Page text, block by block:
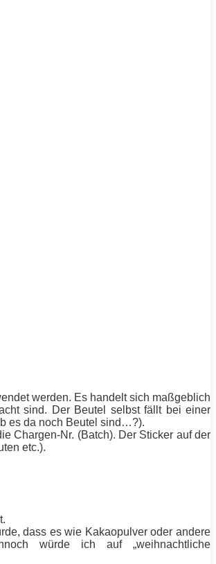
werden. Es handelt sich maßgeblich
sind. Der Beutel selbst fällt bei einer
es da noch Beutel sind…?).
Chargen-Nr. (Batch). Der Sticker auf der
etc.).
dass es wie Kakaopulver oder andere
würde ich auf „weihnachtliche